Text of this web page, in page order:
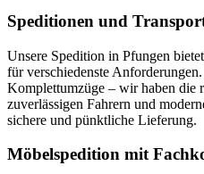
Speditionen und
Unsere Spedition in Pfungen
für verschiedenste
Komplettumzüge – wir haben die
zuverlässigen Fahrern und
sichere und pünktliche Lieferung.
Möbelspedition mit